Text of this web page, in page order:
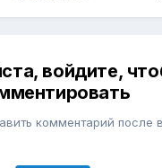
войдите,
комментарий после